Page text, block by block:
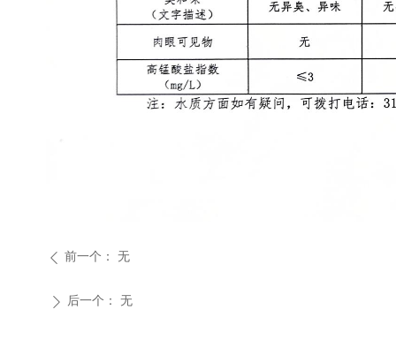
ꄴ 前一个： 无
ꄲ 后一个： 无